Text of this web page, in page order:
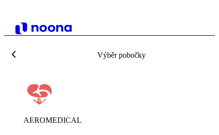
Výběr pobočky
AEROMEDICAL